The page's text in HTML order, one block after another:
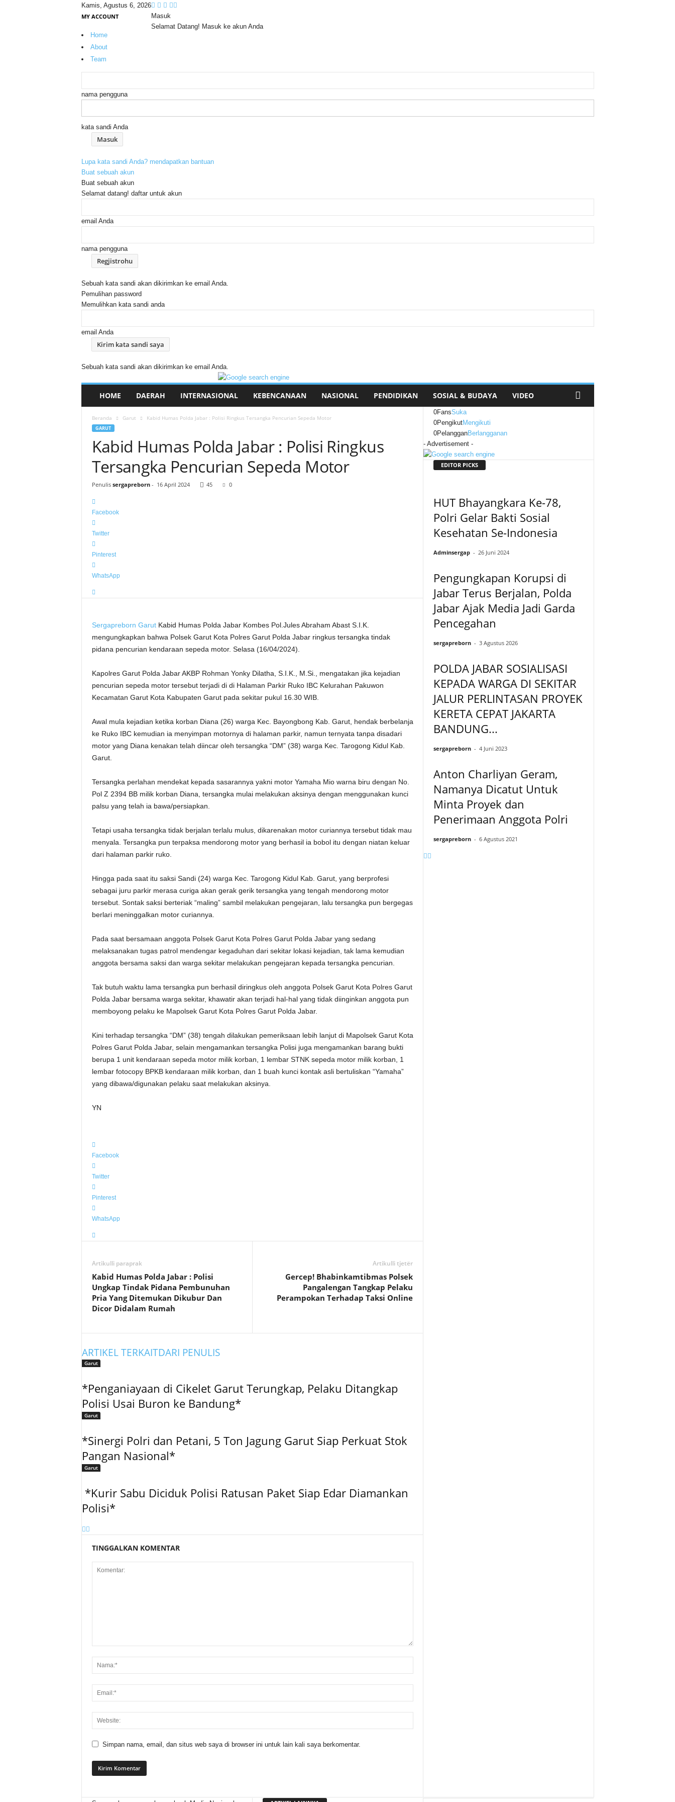
Kamis, Agustus 6, 2026
MY ACCOUNT
Home
About
Team
Masuk
Selamat Datang! Masuk ke akun Anda
nama pengguna
kata sandi Anda
Lupa kata sandi Anda? mendapatkan bantuan
Buat sebuah akun
Buat sebuah akun
Selamat datang! daftar untuk akun
email Anda
nama pengguna
Sebuah kata sandi akan dikirimkan ke email Anda.
Pemulihan password
Memulihkan kata sandi anda
email Anda
Sebuah kata sandi akan dikirimkan ke email Anda.
HOME DAERAH INTERNASIONAL KEBENCANAAN NASIONAL PENDIDIKAN SOSIAL & BUDAYA VIDEO
Beranda Garut Kabid Humas Polda Jabar : Polisi Ringkus Tersangka Pencurian Sepeda Motor
GARUT
Kabid Humas Polda Jabar : Polisi Ringkus
Tersangka Pencurian Sepeda Motor
Penulis sergapreborn- 16 April 2024 45 0
Facebook
Twitter
Pinterest
WhatsApp
Sergapreborn GarutKabid Humas Polda Jabar Kombes Pol.Jules Abraham Abast S.I.K.
mengungkapkan bahwa Polsek Garut Kota Polres Garut Polda Jabar ringkus tersangka tindak
pidana pencurian kendaraan sepeda motor. Selasa (16/04/2024).
Kapolres Garut Polda Jabar AKBP Rohman Yonky Dilatha, S.I.K., M.Si., mengatakan jika kejadian
pencurian sepeda motor tersebut terjadi di di Halaman Parkir Ruko IBC Kelurahan Pakuwon
Kecamatan Garut Kota Kabupaten Garut pada sekitar pukul 16.30 WIB.
Awal mula kejadian ketika korban Diana (26) warga Kec. Bayongbong Kab. Garut, hendak berbelanja
ke Ruko IBC kemudian ia menyimpan motornya di halaman parkir, namun ternyata tanpa disadari
motor yang Diana kenakan telah diincar oleh tersangka “DM” (38) warga Kec. Tarogong Kidul Kab.
Garut.
Tersangka perlahan mendekat kepada sasarannya yakni motor Yamaha Mio warna biru dengan No.
Pol Z 2394 BB milik korban Diana, tersangka mulai melakukan aksinya dengan menggunakan kunci
palsu yang telah ia bawa/persiapkan.
Tetapi usaha tersangka tidak berjalan terlalu mulus, dikarenakan motor curiannya tersebut tidak mau
menyala. Tersangka pun terpaksa mendorong motor yang berhasil ia bobol itu dengan niatan keluar
dari halaman parkir ruko.
Hingga pada saat itu saksi Sandi (24) warga Kec. Tarogong Kidul Kab. Garut, yang berprofesi
sebagai juru parkir merasa curiga akan gerak gerik tersangka yang tengah mendorong motor
tersebut. Sontak saksi berteriak “maling” sambil melakukan pengejaran, lalu tersangka pun bergegas
berlari meninggalkan motor curiannya.
Pada saat bersamaan anggota Polsek Garut Kota Polres Garut Polda Jabar yang sedang
melaksanakan tugas patrol mendengar kegaduhan dari sekitar lokasi kejadian, tak lama kemudian
anggota bersama saksi dan warga sekitar melakukan pengejaran kepada tersangka pencurian.
Tak butuh waktu lama tersangka pun berhasil diringkus oleh anggota Polsek Garut Kota Polres Garut
Polda Jabar bersama warga sekitar, khawatir akan terjadi hal-hal yang tidak diinginkan anggota pun
memboyong pelaku ke Mapolsek Garut Kota Polres Garut Polda Jabar.
Kini terhadap tersangka “DM” (38) tengah dilakukan pemeriksaan lebih lanjut di Mapolsek Garut Kota
Polres Garut Polda Jabar, selain mengamankan tersangka Polisi juga mengamankan barang bukti
berupa 1 unit kendaraan sepeda motor milik korban, 1 lembar STNK sepeda motor milik korban, 1
lembar fotocopy BPKB kendaraan milik korban, dan 1 buah kunci kontak asli bertuliskan “Yamaha”
yang dibawa/digunakan pelaku saat melakukan aksinya.
YN
Facebook
Twitter
Pinterest
WhatsApp
Artikulli paraprak
Kabid Humas Polda Jabar : Polisi
Ungkap Tindak Pidana Pembunuhan
Pria Yang Ditemukan Dikubur Dan
Dicor Didalam Rumah
Artikulli tjetër
Gercep! Bhabinkamtibmas Polsek
Pangalengan Tangkap Pelaku
Perampokan Terhadap Taksi Online
ARTIKEL TERKAITDARI PENULIS
Garut
*Penganiayaan di Cikelet Garut Terungkap, Pelaku Ditangkap
Polisi Usai Buron ke Bandung*
Garut
‎*Sinergi Polri dan Petani, 5 Ton Jagung Garut Siap Perkuat Stok
Pangan Nasional*
Garut
‎ ‎*Kurir Sabu Diciduk Polisi Ratusan Paket Siap Edar Diamankan
Polisi* ‎
TINGGALKAN KOMENTAR
Simpan nama, email, dan situs web saya di browser ini untuk lain kali saya berkomentar.
0FansSuka
0PengikutMengikuti
0PelangganBerlangganan
- Advertisement -
EDITOR PICKS
HUT Bhayangkara Ke-78,
Polri Gelar Bakti Sosial
Kesehatan Se-Indonesia
Adminsergap - 26 Juni 2024
Pengungkapan Korupsi di
Jabar Terus Berjalan, Polda
Jabar Ajak Media Jadi Garda
Pencegahan
sergapreborn - 3 Agustus 2026
POLDA JABAR SOSIALISASI
KEPADA WARGA DI SEKITAR
JALUR PERLINTASAN PROYEK
KERETA CEPAT JAKARTA
BANDUNG...
sergapreborn - 4 Juni 2023
Anton Charliyan Geram,
Namanya Dicatut Untuk
Minta Proyek dan
Penerimaan Anggota Polri
sergapreborn - 6 Agustus 2021